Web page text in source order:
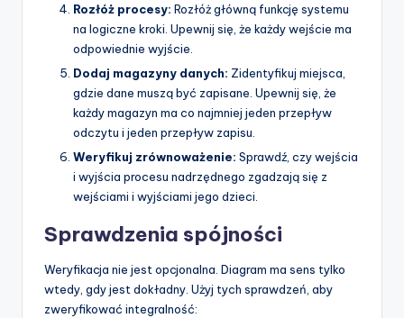
Rozłóż procesy: Rozłóż główną funkcję systemu
na logiczne kroki. Upewnij się, że każdy wejście ma
odpowiednie wyjście.
Dodaj magazyny danych: Zidentyfikuj miejsca,
gdzie dane muszą być zapisane. Upewnij się, że
każdy magazyn ma co najmniej jeden przepływ
odczytu i jeden przepływ zapisu.
Weryfikuj zrównoważenie: Sprawdź, czy wejścia
i wyjścia procesu nadrzędnego zgadzają się z
wejściami i wyjściami jego dzieci.
Sprawdzenia spójności
Weryfikacja nie jest opcjonalna. Diagram ma sens tylko
wtedy, gdy jest dokładny. Użyj tych sprawdzeń, aby
zweryfikować integralność: